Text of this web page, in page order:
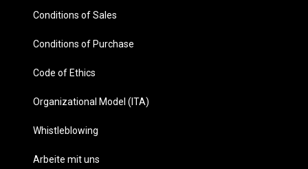
Conditions of Sales
Conditions of Purchase
Code of Ethics
Organizational Model (ITA)
Whistleblowing
Arbeite mit uns